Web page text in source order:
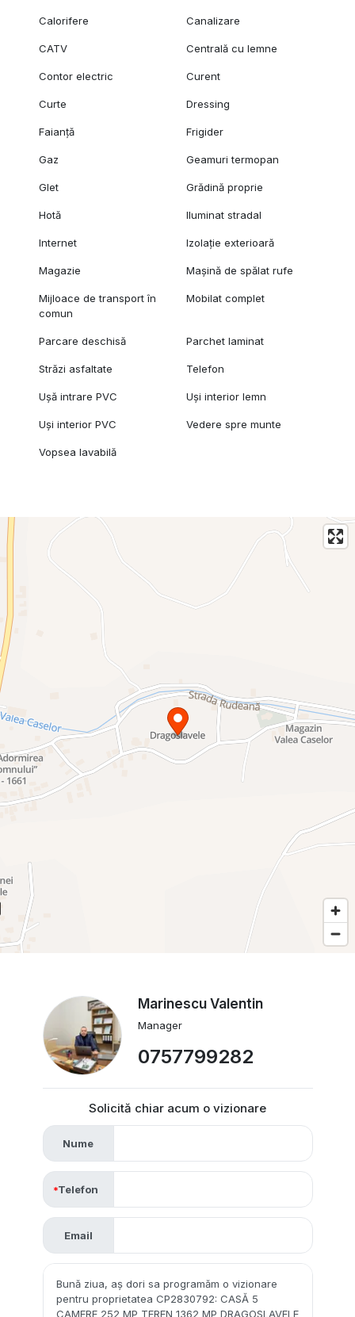
Calorifere Canalizare
CATV Centrală cu lemne
Contor electric Curent
Curte Dressing
Faianță Frigider
Gaz Geamuri termopan
Glet Grădină proprie
Hotă Iluminat stradal
Internet Izolație exterioară
Magazie Mașină de spălat rufe
Mijloace de transport în
comun
Mobilat complet
Parcare deschisă Parchet laminat
Străzi asfaltate Telefon
Ușă intrare PVC Uși interior lemn
Uși interior PVC Vedere spre munte
Vopsea lavabilă
Marinescu Valentin
Manager
0757799282
Solicită chiar acum o vizionare
Nume
Telefon
Email